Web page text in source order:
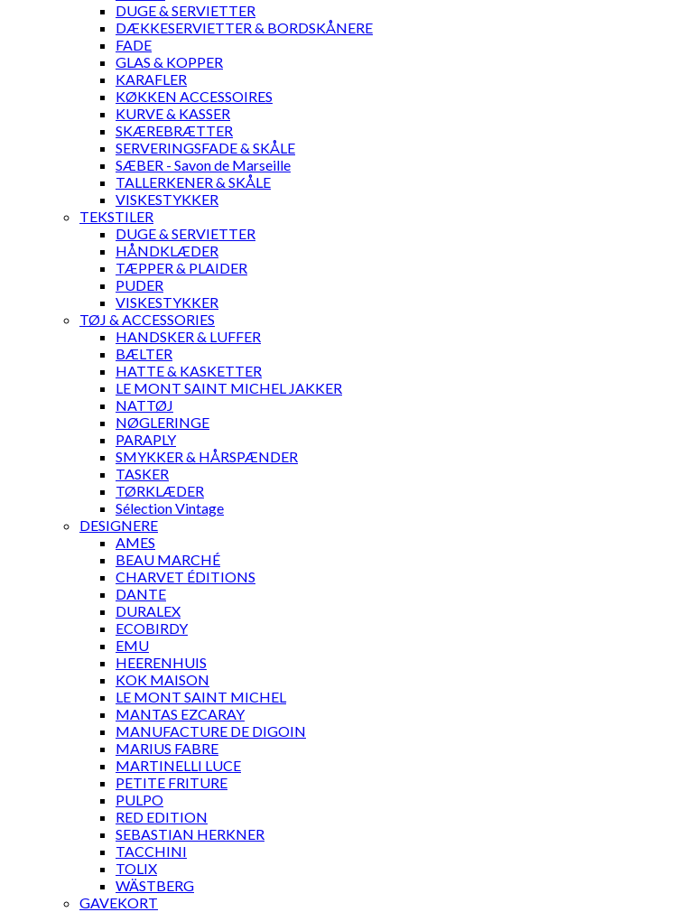
DUGE & SERVIETTER
DÆKKESERVIETTER & BORDSKÅNERE
FADE
GLAS & KOPPER
KARAFLER
KØKKEN ACCESSOIRES
KURVE & KASSER
SKÆREBRÆTTER
SERVERINGSFADE & SKÅLE
SÆBER - Savon de Marseille
TALLERKENER & SKÅLE
VISKESTYKKER
TEKSTILER
DUGE & SERVIETTER
HÅNDKLÆDER
TÆPPER & PLAIDER
PUDER
VISKESTYKKER
TØJ & ACCESSORIES
HANDSKER & LUFFER
BÆLTER
HATTE & KASKETTER
LE MONT SAINT MICHEL JAKKER
NATTØJ
NØGLERINGE
PARAPLY
SMYKKER & HÅRSPÆNDER
TASKER
TØRKLÆDER
Sélection Vintage
DESIGNERE
AMES
BEAU MARCHÉ
CHARVET ÉDITIONS
DANTE
DURALEX
ECOBIRDY
EMU
HEERENHUIS
KOK MAISON
LE MONT SAINT MICHEL
MANTAS EZCARAY
MANUFACTURE DE DIGOIN
MARIUS FABRE
MARTINELLI LUCE
PETITE FRITURE
PULPO
RED EDITION
SEBASTIAN HERKNER
TACCHINI
TOLIX
WÄSTBERG
GAVEKORT